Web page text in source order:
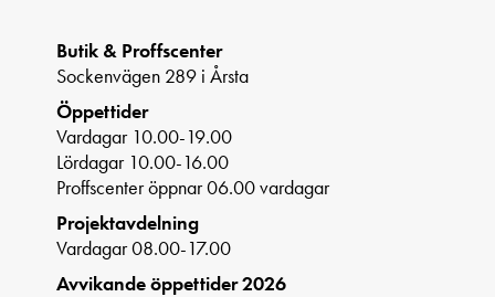
Butik & Proffscenter
Sockenvägen 289 i Årsta
Öppettider
Vardagar 10.00-19.00
Lördagar 10.00-16.00
Proffscenter öppnar 06.00 vardagar
Projektavdelning
Vardagar 08.00-17.00
Avvikande öppettider 2026